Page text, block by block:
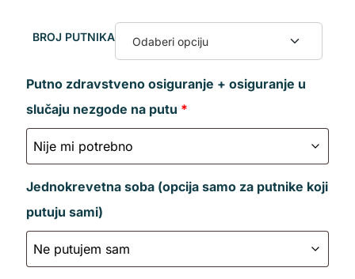
BROJ PUTNIKA
Putno zdravstveno osiguranje + osiguranje u
slučaju nezgode na putu *
Jednokrevetna soba (opcija samo za putnike koji
putuju sami)